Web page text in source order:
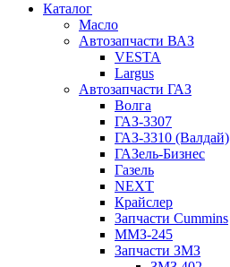
Каталог
Масло
Автозапчасти ВАЗ
VESTA
Largus
Автозапчасти ГАЗ
Волга
ГАЗ-3307
ГАЗ-3310 (Валдай)
ГАЗель-Бизнес
Газель
NEXT
Крайслер
Запчасти Cummins
ММЗ-245
Запчасти ЗМЗ